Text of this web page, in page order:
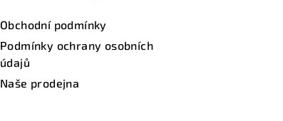
Obchodní podmínky
Podmínky ochrany osobních
údajů
Naše prodejna